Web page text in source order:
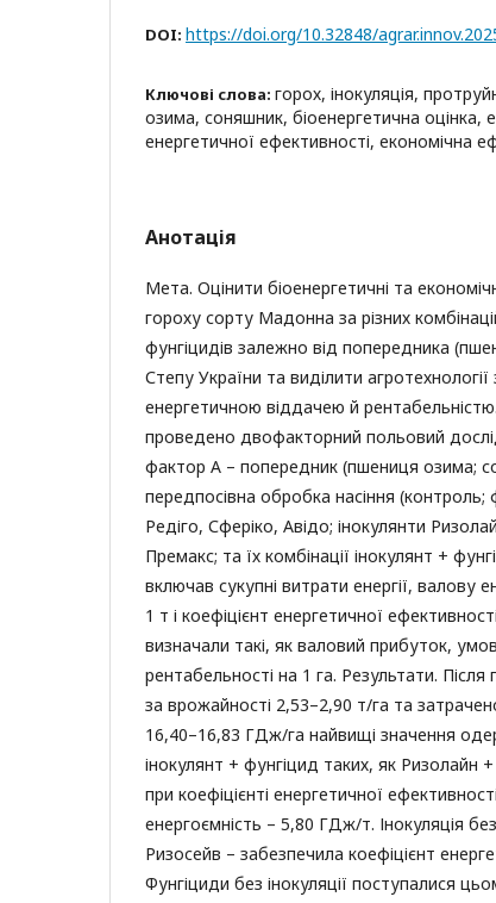
DOI: https://doi.org/10.32848/
Ключові слова: горох, інокуляція,
озима, соняшник, біоенергетична оцінка,
енергетичної ефективності, економічна
Анотація
Мета. Оцінити біоенергетичні та
гороху сорту Мадонна за різних
фунгіцидів залежно від попередника
Степу України та виділити
енергетичною віддачею й
проведено двофакторний польовий
фактор А – попередник (пшениця озима;
передпосівна обробка насіння
Редіго, Сферіко, Авідо; інокулянти
Премакс; та їх комбінації інокулянт +
включав сукупні витрати енергії, валову
1 т і коефіцієнт енергетичної
визначали такі, як валовий прибуток,
рентабельності на 1 га. Результати.
за врожайності 2,53–2,90 т/га та
16,40–16,83 ГДж/га найвищі значення
інокулянт + фунгіцид таких, як
при коефіцієнті енергетичної
енергоємність – 5,80 ГДж/т. Інокуляція
Ризосейв – забезпечила коефіцієнт
Фунгіциди без інокуляції поступалися